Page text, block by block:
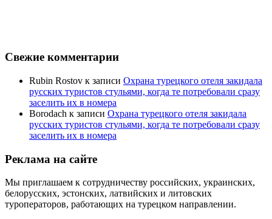
Свежие комментарии
Rubin Rostov к записи Охрана турецкого отеля закидала
русских туристов стульями, когда те потребовали сразу
заселить их в номера
Borodach к записи Охрана турецкого отеля закидала
русских туристов стульями, когда те потребовали сразу
заселить их в номера
Реклама на сайте
Мы приглашаем к сотрудничеству российских, украинских,
белорусских, эстонских, латвийских и литовских
туроператоров, работающих на турецком направлении.